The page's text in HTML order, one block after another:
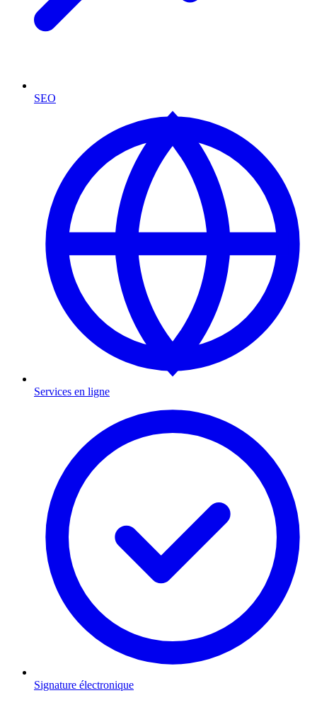
SEO
Services en ligne
Signature électronique